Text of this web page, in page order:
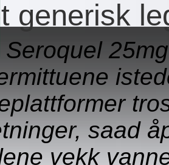
generisk
Seroquel
saad
vekk